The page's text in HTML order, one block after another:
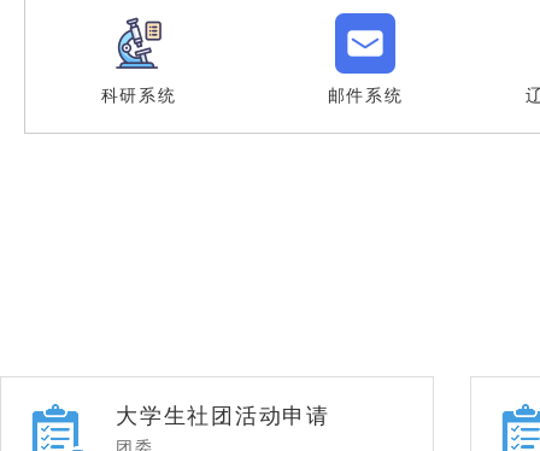
科研系统 邮件系统
大学生社团活动申请
团委